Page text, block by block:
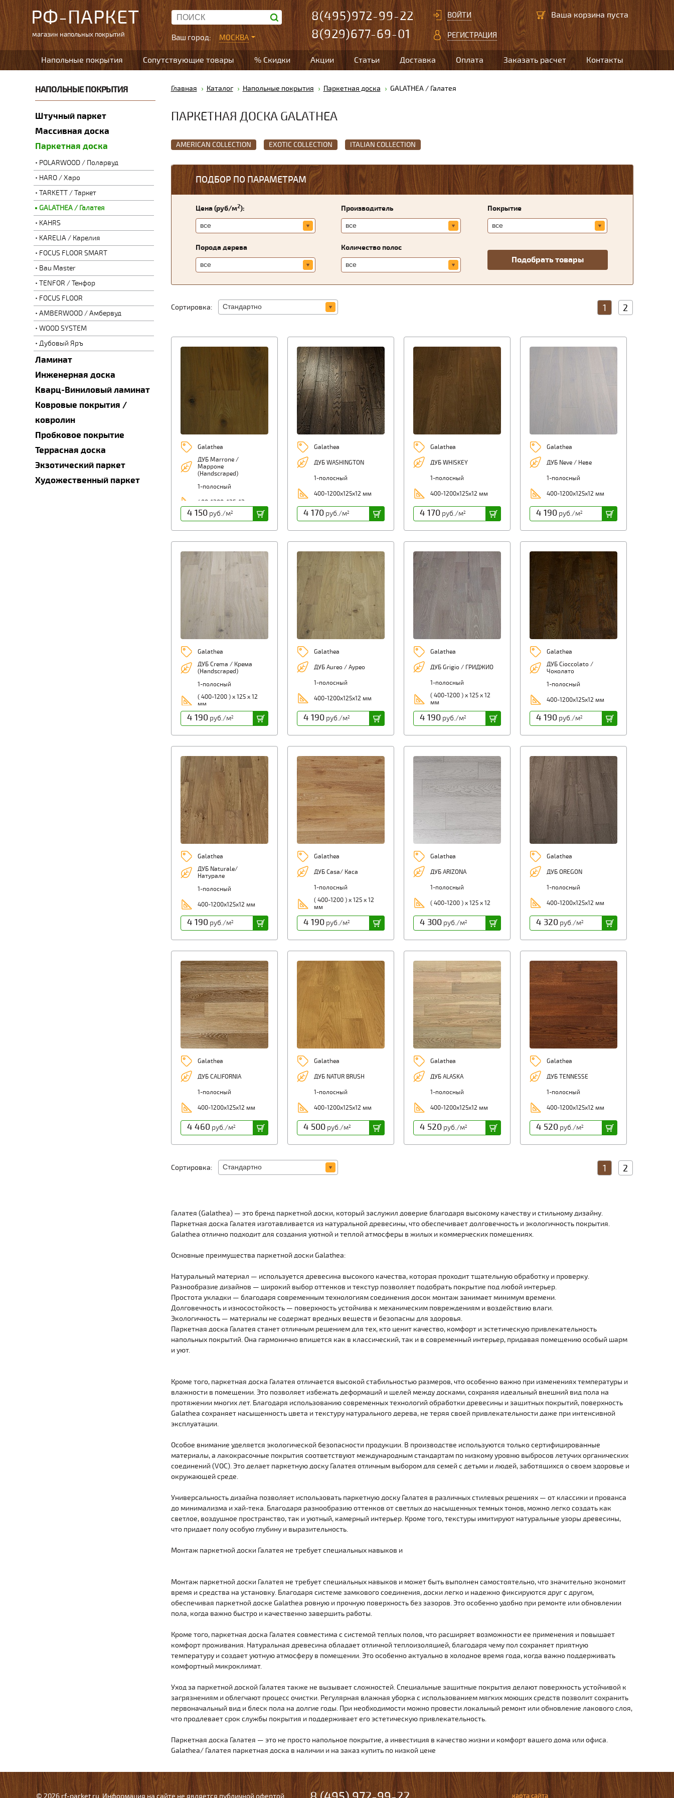
РФ-ПАРКЕТ
магазин напольных покрытий Ваш город: МОСКВА
8(495)972-99-22
8(929)677-69-01
ВОЙТИ
РЕГИСТРАЦИЯ
Ваша корзина пуста
Напольные покрытия Сопутствующие товары % Скидки Акции Статьи Доставка Оплата Заказать расчет Контакты
НАПОЛЬНЫЕ ПОКРЫТИЯ
Штучный паркет
Массивная доска
Паркетная доска
POLARWOOD / Поларвуд
HARO / Харо
TARKETT / Таркет
GALATHEA / Галатея
KAHRS
KARELIA / Карелия
FOCUS FLOOR SMART
Bau Master
TENFOR / Тенфор
FOCUS FLOOR
AMBERWOOD / Амбервуд
WOOD SYSTEM
Дубовый Яръ
Ламинат
Инженерная доска
Кварц-Виниловый ламинат
Ковровые покрытия /
ковролин
Пробковое покрытие
Террасная доска
Экзотический паркет
Художественный паркет
Главная Каталог Напольные покрытия Паркетная доска GALATHEA / Галатея
ПАРКЕТНАЯ ДОСКА GALATHEA
AMERICAN COLLECTION EXOTIC COLLECTION ITALIAN COLLECTION
ПОДБОР ПО ПАРАМЕТРАМ
Цена (руб/м2): Производитель Покрытие
Порода дерева Количество полос
Сортировка: 1 2
Galathea
ДУБ Marrone /
Марроне
(Handscraped)
1-полосный
400-1200х125х12 мм
4 150руб./м2
Galathea
ДУБ WASHINGTON
1-полосный
400-1200х125х12 мм
4 170руб./м2
Galathea
ДУБ WHISKEY
1-полосный
400-1200х125х12 мм
4 170руб./м2
Galathea
ДУБ Neve / Неве
1-полосный
400-1200х125х12 мм
4 190руб./м2
Galathea
ДУБ Cremа / Крема
(Handscraped)
1-полосный
( 400-1200 ) х 125 х 12
мм
4 190руб./м2
Galathea
ДУБ Aureo / Аурео
1-полосный
400-1200х125х12 мм
4 190руб./м2
Galathea
ДУБ Grigio / ГРИДЖИО
1-полосный
( 400-1200 ) х 125 х 12
мм
4 190руб./м2
Galathea
ДУБ Cioccolato /
Чоколато
1-полосный
400-1200х125х12 мм
4 190руб./м2
Galathea
ДУБ Naturale/
Натурале
1-полосный
400-1200х125х12 мм
4 190руб./м2
Galathea
ДУБ Casa/ Каса
1-полосный
( 400-1200 ) х 125 х 12
мм
4 190руб./м2
Galathea
ДУБ ARIZONA
1-полосный
( 400-1200 ) х 125 х 12
4 300руб./м2
Galathea
ДУБ OREGON
1-полосный
400-1200х125х12 мм
4 320руб./м2
Galathea
ДУБ CALIFORNIA
1-полосный
400-1200х125х12 мм
4 460руб./м2
Galathea
ДУБ NATUR BRUSH
1-полосный
400-1200х125х12 мм
4 500руб./м2
Galathea
ДУБ ALASKA
1-полосный
400-1200х125х12 мм
4 520руб./м2
Galathea
ДУБ TENNESSE
1-полосный
400-1200х125х12 мм
4 520руб./м2
Сортировка: 1 2
Галатея (Galathea) — это бренд паркетной доски, который заслужил доверие благодаря высокому качеству и стильному дизайну.
Паркетная доска Галатея изготавливается из натуральной древесины, что обеспечивает долговечность и экологичность покрытия.
Galathea отлично подходит для создания уютной и теплой атмосферы в жилых и коммерческих помещениях.
Основные преимущества паркетной доски Galathea:
Натуральный материал — используется древесина высокого качества, которая проходит тщательную обработку и проверку.
Разнообразие дизайнов — широкий выбор оттенков и текстур позволяет подобрать покрытие под любой интерьер.
Простота укладки — благодаря современным технологиям соединения досок монтаж занимает минимум времени.
Долговечность и износостойкость — поверхность устойчива к механическим повреждениям и воздействию влаги.
Экологичность — материалы не содержат вредных веществ и безопасны для здоровья.
Паркетная доска Галатея станет отличным решением для тех, кто ценит качество, комфорт и эстетическую привлекательность
напольных покрытий. Она гармонично впишется как в классический, так и в современный интерьер, придавая помещению особый шарм
и уют.
Кроме того, паркетная доска Галатея отличается высокой стабильностью размеров, что особенно важно при изменениях температуры и
влажности в помещении. Это позволяет избежать деформаций и щелей между досками, сохраняя идеальный внешний вид пола на
протяжении многих лет. Благодаря использованию современных технологий обработки древесины и защитных покрытий, поверхность
Galathea сохраняет насыщенность цвета и текстуру натурального дерева, не теряя своей привлекательности даже при интенсивной
эксплуатации.
Особое внимание уделяется экологической безопасности продукции. В производстве используются только сертифицированные
материалы, а лакокрасочные покрытия соответствуют международным стандартам по низкому уровню выбросов летучих органических
соединений (VOC). Это делает паркетную доску Галатея отличным выбором для семей с детьми и людей, заботящихся о своем здоровье и
окружающей среде.
Универсальность дизайна позволяет использовать паркетную доску Галатея в различных стилевых решениях — от классики и прованса
до минимализма и хай-тека. Благодаря разнообразию оттенков от светлых до насыщенных темных тонов, можно легко создать как
светлое, воздушное пространство, так и уютный, камерный интерьер. Кроме того, текстуры имитируют натуральные узоры древесины,
что придает полу особую глубину и выразительность.
Монтаж паркетной доски Галатея не требует специальных навыков и
Монтаж паркетной доски Галатея не требует специальных навыков и может быть выполнен самостоятельно, что значительно экономит
время и средства на установку. Благодаря системе замкового соединения, доски легко и надежно фиксируются друг с другом,
обеспечивая паркетной доске Galathea ровную и прочную поверхность без зазоров. Это особенно удобно при ремонте или обновлении
пола, когда важно быстро и качественно завершить работы.
Кроме того, паркетная доска Галатея совместима с системой теплых полов, что расширяет возможности ее применения и повышает
комфорт проживания. Натуральная древесина обладает отличной теплоизоляцией, благодаря чему пол сохраняет приятную
температуру и создает уютную атмосферу в помещении. Это особенно актуально в холодное время года, когда важно поддерживать
комфортный микроклимат.
Уход за паркетной доской Галатея также не вызывает сложностей. Специальные защитные покрытия делают поверхность устойчивой к
загрязнениям и облегчают процесс очистки. Регулярная влажная уборка с использованием мягких моющих средств позволит сохранить
первоначальный вид и блеск пола на долгие годы. При необходимости можно провести локальный ремонт или обновление лакового слоя,
что продлевает срок службы покрытия и поддерживает его эстетическую привлекательность.
Паркетная доска Галатея — это не просто напольное покрытие, а инвестиция в качество жизни и комфорт вашего дома или офиса.
Galathea/ Галатея паркетная доска в наличии и на заказ купить по низкой цене
© 2026 rf-parket.ru. Информация на сайте не является публичной офертой карта сайта